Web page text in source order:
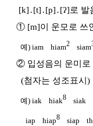
[k]․[t]․[p]․[ʔ]로 발
① [m]이 운모로 쓰
예) iam hiam2 siam
② 입성음의 운미로
(첨자는 성조표시)
예) iak hiak8 siak
iap hiap8 siap